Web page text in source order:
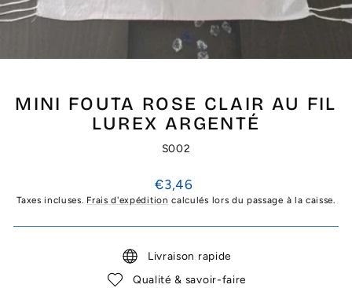
MINI FOUTA ROSE CLAIR AU FIL
LUREX ARGENTÉ
S002
Prix
régulier
€3,46
Taxes incluses. Frais d'expédition calculés lors du passage à la caisse.
Livraison rapide
Qualité & savoir-faire